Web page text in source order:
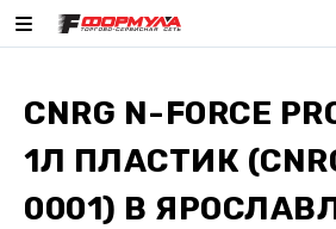
CNRG N-FORCE
1Л ПЛАСТИК
0001) В